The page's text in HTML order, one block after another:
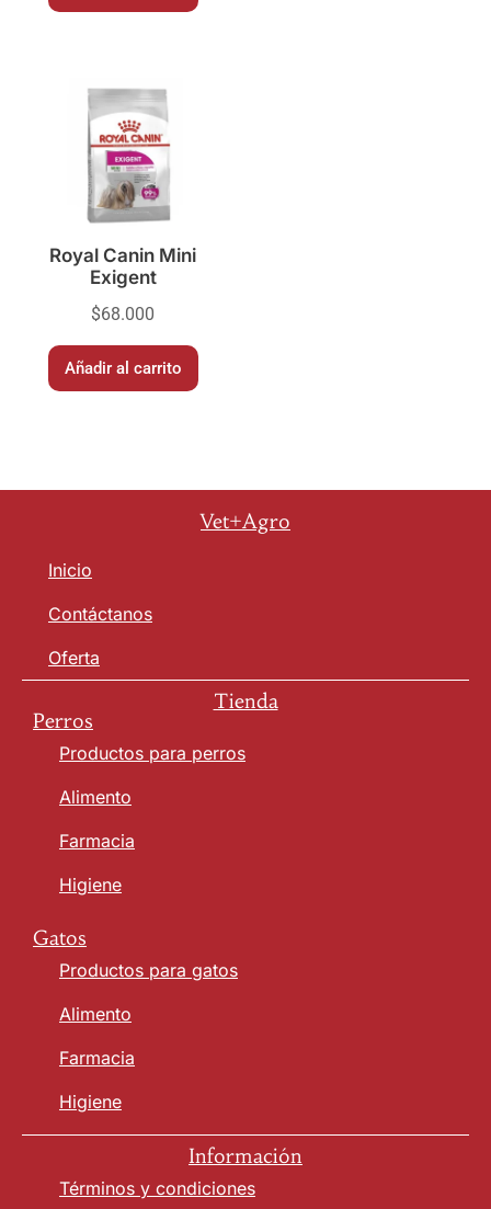
Royal Canin Mini
Exigent
$68.000
Añadir al carrito
Vet+Agro
Inicio
Contáctanos
Oferta
Tienda
Perros
Productos para perros
Alimento
Farmacia
Higiene
Gatos
Productos para gatos
Alimento
Farmacia
Higiene
Información
Términos y condiciones